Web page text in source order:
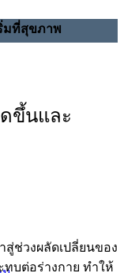
มที่สุขภาพ
ขึ้นและ
สู่ช่วงผลัดเปลี่ยนของ
ทบต่อร่างกาย ทำให้